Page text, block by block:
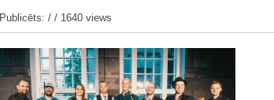
Publicēts: / / 1640 views